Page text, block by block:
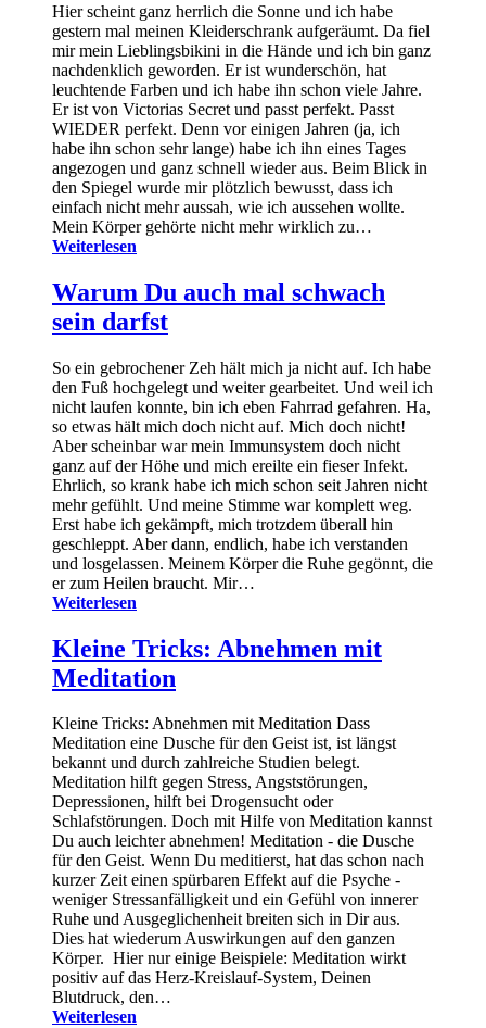
Hier scheint ganz herrlich die Sonne und ich habe
gestern mal meinen Kleiderschrank aufgeräumt. Da fiel
mir mein Lieblingsbikini in die Hände und ich bin ganz
nachdenklich geworden. Er ist wunderschön, hat
leuchtende Farben und ich habe ihn schon viele Jahre.
Er ist von Victorias Secret und passt perfekt. Passt
WIEDER perfekt. Denn vor einigen Jahren (ja, ich
habe ihn schon sehr lange) habe ich ihn eines Tages
angezogen und ganz schnell wieder aus. Beim Blick in
den Spiegel wurde mir plötzlich bewusst, dass ich
einfach nicht mehr aussah, wie ich aussehen wollte.
Mein Körper gehörte nicht mehr wirklich zu…
Weiterlesen
Warum Du auch mal schwach
sein darfst
So ein gebrochener Zeh hält mich ja nicht auf. Ich habe
den Fuß hochgelegt und weiter gearbeitet. Und weil ich
nicht laufen konnte, bin ich eben Fahrrad gefahren. Ha,
so etwas hält mich doch nicht auf. Mich doch nicht!
Aber scheinbar war mein Immunsystem doch nicht
ganz auf der Höhe und mich ereilte ein fieser Infekt.
Ehrlich, so krank habe ich mich schon seit Jahren nicht
mehr gefühlt. Und meine Stimme war komplett weg.
Erst habe ich gekämpft, mich trotzdem überall hin
geschleppt. Aber dann, endlich, habe ich verstanden
und losgelassen. Meinem Körper die Ruhe gegönnt, die
er zum Heilen braucht. Mir…
Weiterlesen
Kleine Tricks: Abnehmen mit
Meditation
Kleine Tricks: Abnehmen mit Meditation Dass
Meditation eine Dusche für den Geist ist, ist längst
bekannt und durch zahlreiche Studien belegt.
Meditation hilft gegen Stress, Angststörungen,
Depressionen, hilft bei Drogensucht oder
Schlafstörungen. Doch mit Hilfe von Meditation kannst
Du auch leichter abnehmen! Meditation - die Dusche
für den Geist. Wenn Du meditierst, hat das schon nach
kurzer Zeit einen spürbaren Effekt auf die Psyche -
weniger Stressanfälligkeit und ein Gefühl von innerer
Ruhe und Ausgeglichenheit breiten sich in Dir aus.
Dies hat wiederum Auswirkungen auf den ganzen
Körper. Hier nur einige Beispiele: Meditation wirkt
positiv auf das Herz-Kreislauf-System, Deinen
Blutdruck, den…
Weiterlesen